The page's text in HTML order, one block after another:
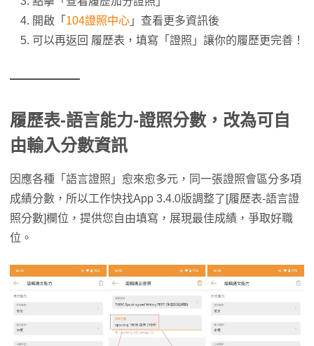
開啟「 104證照中心 」查看更多資訊後
可以再返回 履歷表，填寫「證照」讓你的履歷更完善！
履歷表-語言能力-證照分數，改為可自
由輸入分數資訊
因應各種「語言證照」愈來愈多元，同一張證照會區分多項
成績分數，所以工作快找App 3.4.0版調整了[履歷表-語言證
照分數]欄位，提供您自由填寫，展現最佳成績，爭取好職
位。